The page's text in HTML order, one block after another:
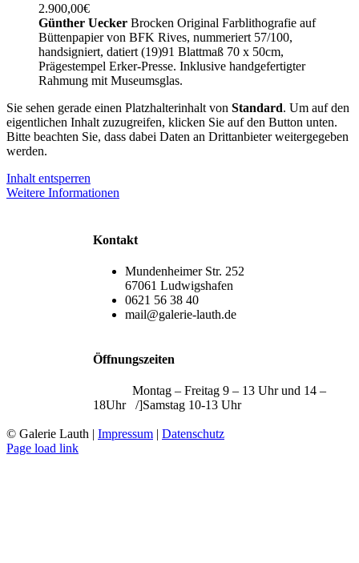
2.900,00€
Günther Uecker Brocken Original Farblithografie auf
Büttenpapier von BFK Rives, nummeriert 57/100,
handsigniert, datiert (19)91 Blattmaß 70 x 50cm,
Prägestempel Erker-Presse. Inklusive handgefertigter
Rahmung mit Museumsglas.
Sie sehen gerade einen Platzhalterinhalt von Standard. Um auf den
eigentlichen Inhalt zuzugreifen, klicken Sie auf den Button unten.
Bitte beachten Sie, dass dabei Daten an Drittanbieter weitergegeben
werden.
Inhalt entsperren
Weitere Informationen
Kontakt
Mundenheimer Str. 252
67061 Ludwigshafen
0621 56 38 40
mail@galerie-lauth.de
Öffnungszeiten
Montag – Freitag 9 – 13 Uhr und 14 –
18Uhr /]Samstag 10-13 Uhr
© Galerie Lauth | Impressum | Datenschutz
Page load link